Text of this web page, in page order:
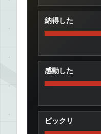
納得した
感動した
ビックリ